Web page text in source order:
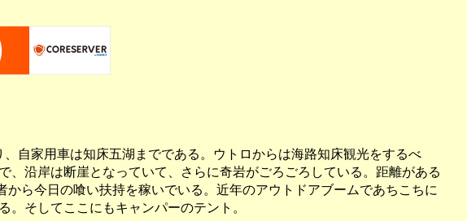
自家用車は知床五湖までである。ウトロからは海路知床観光をするべ
沿岸は断崖となっていて、さらに奇岩がごろごろしている。距離がある
ら今日の喰い扶持を稼いでいる。近年のアウトドアブームであちこちに
そしてここにもキャンパーのテント。